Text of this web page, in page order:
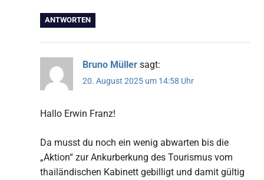
ANTWORTEN
Bruno Müller sagt:
20. August 2025 um 14:58 Uhr
Hallo Erwin Franz!
Da musst du noch ein wenig abwarten bis die
„Aktion“ zur Ankurberkung des Tourismus vom
thailändischen Kabinett gebilligt und damit gültig